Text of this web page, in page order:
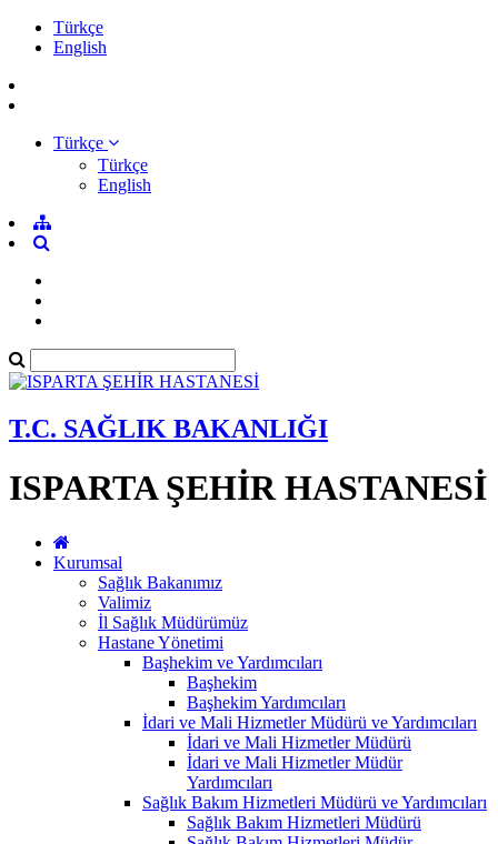
Türkçe
English
Türkçe
Türkçe
English
T.C. SAĞLIK BAKANLIĞI
ISPARTA ŞEHİR HASTANESİ
Kurumsal
Sağlık Bakanımız
Valimiz
İl Sağlık Müdürümüz
Hastane Yönetimi
Başhekim ve Yardımcıları
Başhekim
Başhekim Yardımcıları
İdari ve Mali Hizmetler Müdürü ve Yardımcıları
İdari ve Mali Hizmetler Müdürü
İdari ve Mali Hizmetler Müdür
Yardımcıları
Sağlık Bakım Hizmetleri Müdürü ve Yardımcıları
Sağlık Bakım Hizmetleri Müdürü